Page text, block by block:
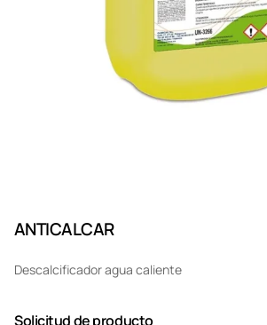
ANTICALCAR
Descalcificador agua caliente
Solicitud de producto